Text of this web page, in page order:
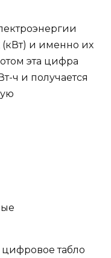
(кВт) и именно их
эта цифра
ч и получается
табло